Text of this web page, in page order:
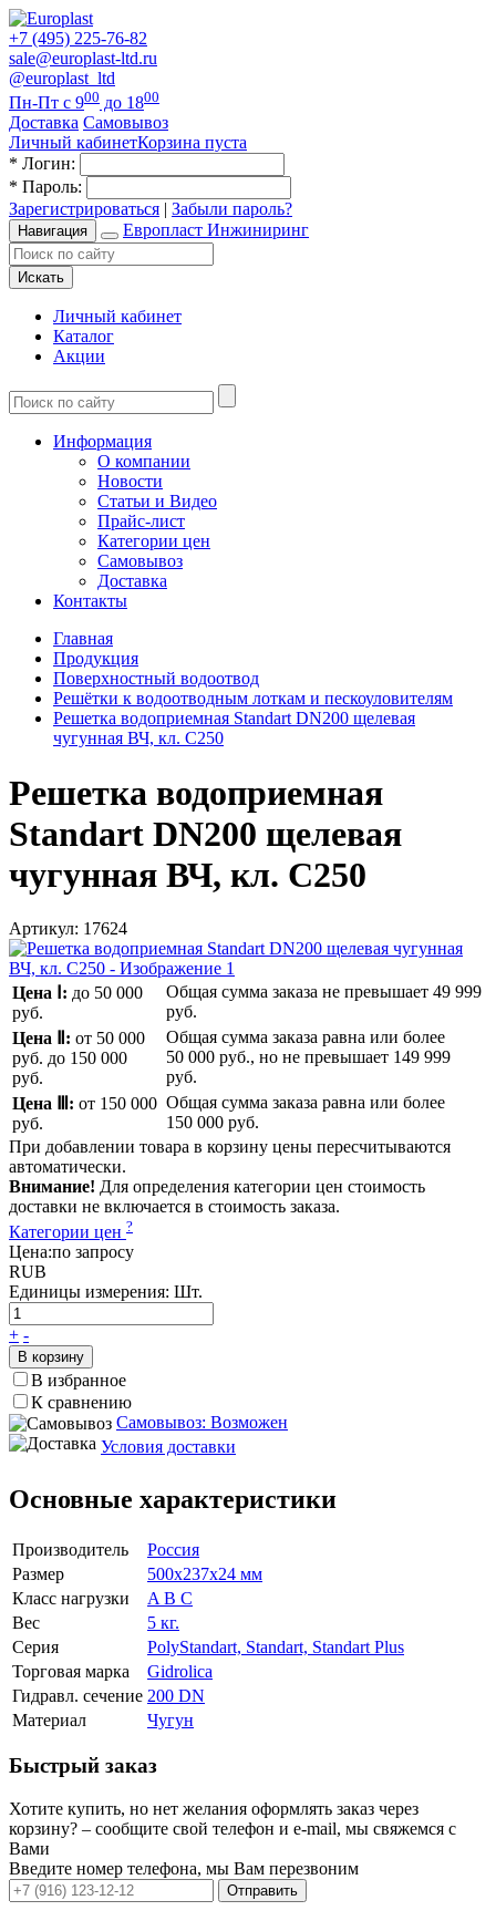
+7 (495) 225-76-82
sale@europlast-ltd.ru
@europlast_ltd
Пн-Пт с 900 до 1800
Доставка Самовывоз
Личный кабинетКорзина пуста
* Логин:
* Пароль:
Зарегистрироваться | Забыли пароль?
Навигация Европласт Инжиниринг
Искать
Личный кабинет
Каталог
Акции
Информация
О компании
Новости
Статьи и Видео
Прайс-лист
Категории цен
Самовывоз
Доставка
Контакты
Главная
Продукция
Поверхностный водоотвод
Решётки к водоотводным лоткам и пескоуловителям
Решетка водоприемная Standart DN200 щелевая
чугунная ВЧ, кл. С250
Решетка водоприемная
Standart DN200 щелевая
чугунная ВЧ, кл. С250
Артикул: 17624
Цена Ⅰ: до 50 000
руб.
Общая сумма заказа не превышает 49 999
руб.
Цена Ⅱ: от 50 000
руб. до 150 000
руб.
Общая сумма заказа равна или более
50 000 руб., но не превышает 149 999
руб.
Цена Ⅲ: от 150 000
руб.
Общая сумма заказа равна или более
150 000 руб.
При добавлении товара в корзину цены пересчитываются
автоматически.
Внимание! Для определения категории цен стоимость
доставки не включается в стоимость заказа.
Категории цен ?
Цена:по запросу
RUB
Единицы измерения: Шт.
+ -
В корзину
В избранное
К сравнению
Самовывоз: Возможен
Условия доставки
Основные характеристики
Производитель
Россия
Размер
500x237x24 мм
Класс нагрузки
A B C
Вес
5 кг.
Серия
PolyStandart, Standart, Standart Plus
Торговая марка
Gidrolica
Гидравл. сечение 200 DN
Материал
Чугун
Быстрый заказ
Хотите купить, но нет желания оформлять заказ через
корзину? – сообщите свой телефон и e-mail, мы свяжемся с
Вами
Введите номер телефона, мы Вам перезвоним
Отправить